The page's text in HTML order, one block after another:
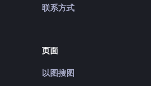
联系方式
页面
以图搜图